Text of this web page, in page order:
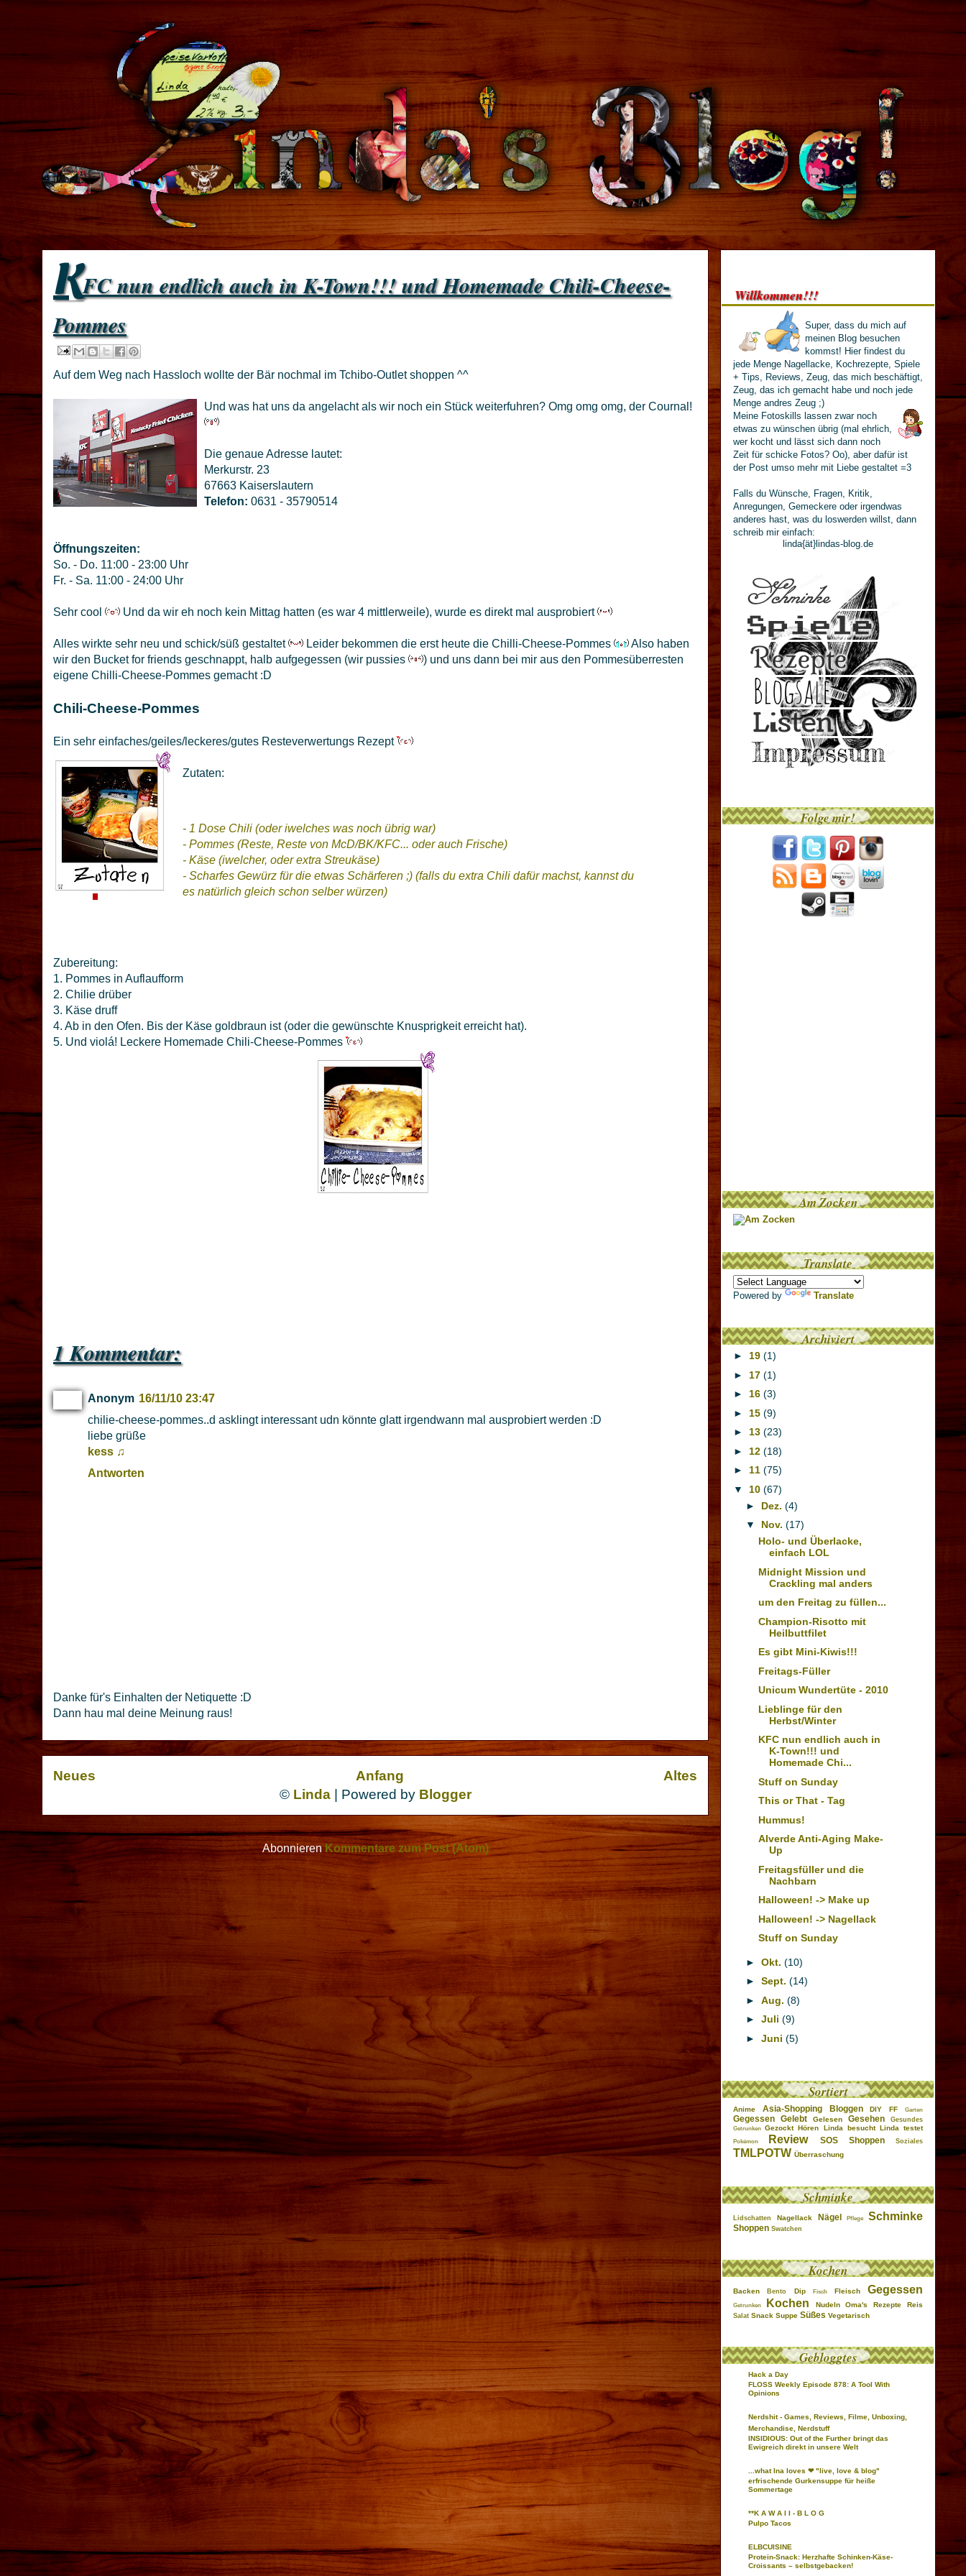
KFC nun endlich auch in K-Town!!! und Homemade Chili-Cheese-
Pommes
Auf dem Weg nach Hassloch wollte der Bär nochmal im Tchibo-Outlet shoppen ^^
Und was hat uns da angelacht als wir noch ein Stück weiterfuhren? Omg omg omg, der Cournal!
Die genaue Adresse lautet:
Merkurstr. 23
67663 Kaiserslautern
Telefon: 0631 - 35790514
Öffnungszeiten:
So. - Do. 11:00 - 23:00 Uhr
Fr. - Sa. 11:00 - 24:00 Uhr
Sehr cool Und da wir eh noch kein Mittag hatten (es war 4 mittlerweile), wurde es direkt mal ausprobiert
Alles wirkte sehr neu und schick/süß gestaltet Leider bekommen die erst heute die Chilli-Cheese-Pommes
Also haben
wir den Bucket for friends geschnappt, halb aufgegessen (wir pussies
) und uns dann bei mir aus den Pommesüberresten
eigene Chilli-Cheese-Pommes gemacht :D
Chili-Cheese-Pommes
Ein sehr einfaches/geiles/leckeres/gutes Resteverwertungs Rezept
Zutaten:
- 1 Dose Chili (oder iwelches was noch übrig war)
- Pommes (Reste, Reste von McD/BK/KFC... oder auch Frische)
- Käse (iwelcher, oder extra Streukäse)
- Scharfes Gewürz für die etwas Schärferen ;) (falls du extra Chili dafür machst, kannst du
es natürlich gleich schon selber würzen)
Zubereitung:
1. Pommes in Auflaufform
2. Chilie drüber
3. Käse druff
4. Ab in den Ofen. Bis der Käse goldbraun ist (oder die gewünschte Knusprigkeit erreicht hat).
5. Und violá! Leckere Homemade Chili-Cheese-Pommes
1 Kommentar:
Anonym 16/11/10 23:47
chilie-cheese-pommes..d asklingt interessant udn könnte glatt irgendwann mal ausprobiert werden :D
liebe grüße
kess ♫
Antworten
Danke für's Einhalten der Netiquette :D
Dann hau mal deine Meinung raus!
Neues Altes
Anfang
© Linda| Powered by Blogger
AbonnierenKommentare zum Post (Atom)
Willkommen!!!
Super, dass du mich auf
meinen Blog besuchen
kommst! Hier findest du
jede Menge Nagellacke, Kochrezepte, Spiele
+ Tips, Reviews, Zeug, das mich beschäftigt,
Zeug, das ich gemacht habe und noch jede
Menge andres Zeug ;)
Meine Fotoskills lassen zwar noch
etwas zu wünschen übrig (mal ehrlich,
wer kocht und lässt sich dann noch
Zeit für schicke Fotos? Oo), aber dafür ist
der Post umso mehr mit Liebe gestaltet =3
Falls du Wünsche, Fragen, Kritik,
Anregungen, Gemeckere oder irgendwas
anderes hast, was du loswerden willst, dann
schreib mir einfach:
linda{ät}lindas-blog.de
Folge mir!
Am Zocken
Translate
Powered by Translate
Archiviert
► 19 (1)
► 17 (1)
► 16 (3)
► 15 (9)
► 13 (23)
► 12 (18)
► 11 (75)
▼ 10 (67)
► Dez. (4)
▼ Nov. (17)
Holo- und Überlacke,
einfach LOL
Midnight Mission und
Crackling mal anders
um den Freitag zu füllen...
Champion-Risotto mit
Heilbuttfilet
Es gibt Mini-Kiwis!!!
Freitags-Füller
Unicum Wundertüte - 2010
Lieblinge für den
Herbst/Winter
KFC nun endlich auch in
K-Town!!! und
Homemade Chi...
Stuff on Sunday
This or That - Tag
Hummus!
Alverde Anti-Aging Make-
Up
Freitagsfüller und die
Nachbarn
Halloween! -> Make up
Halloween! -> Nagellack
Stuff on Sunday
► Okt. (10)
► Sept. (14)
► Aug. (8)
► Juli (9)
► Juni (5)
Sortiert
Anime Asia-Shopping Bloggen DIY FF Garten
Gegessen Gelebt Gelesen Gesehen Gesundes
Getrunken Gezockt Hören Linda besucht Linda testet
Pokémon Review SOS Shoppen Soziales
TMLPOTW Überraschung
Schminke
Lidschatten Nagellack Nägel Pflege Schminke
Shoppen Swatchen
Kochen
Backen Bento Dip Fisch Fleisch Gegessen
Getrunken Kochen Nudeln Oma's Rezepte Reis
Salat Snack Suppe Süßes Vegetarisch
Gebloggtes
Hack a Day
FLOSS Weekly Episode 878: A Tool With
Opinions
Nerdshit - Games, Reviews, Filme, Unboxing,
Merchandise, Nerdstuff
INSIDIOUS: Out of the Further bringt das
Ewigreich direkt in unsere Welt
...what Ina loves ❤ "live, love & blog"
erfrischende Gurkensuppe für heiße
Sommertage
**K A W A I I - B L O G
Pulpo Tacos
ELBCUISINE
Protein-Snack: Herzhafte Schinken-Käse-
Croissants – selbstgebacken!